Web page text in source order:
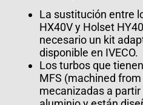
La sustitución entre
HX40V y Holset
necesario un kit
disponible en IVECO.
Los turbos que
MFS (machined
mecanizadas a